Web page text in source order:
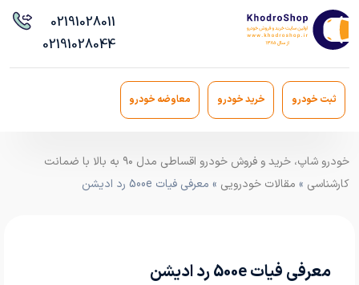
02191028011
02191028044
ثبت خودرو خرید خودرو معاوضه خودرو
خودرو شاپ، خرید و فروش خودرو اقساطی مدل ۹۰ به بالا با ضمانت
کارشناسی » مقالات خودرویی » معرفی فیات 500e رد ادیشن
معرفی فیات 500e رد ادیشن